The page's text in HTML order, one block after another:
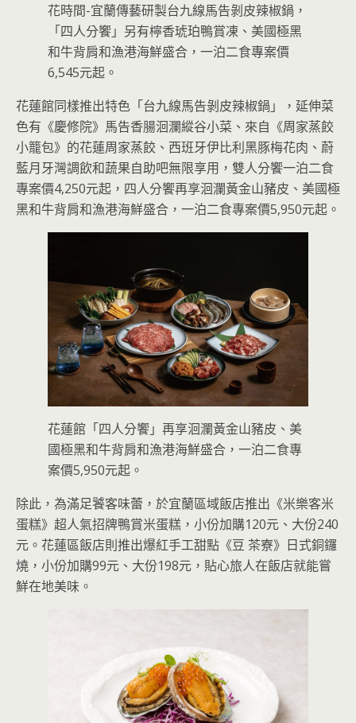
花時間-宜蘭傳藝研製台九線馬告剝皮辣椒鍋，
「四人分饗」另有檸香琥珀鴨賞凍、美國極黑
和牛背肩和漁港海鮮盛合，一泊二食專案價
6,545元起。
花蓮館同樣推出特色「台九線馬告剝皮辣椒鍋」，延伸菜
色有《慶修院》馬告香腸洄瀾縱谷小菜、來自《周家蒸餃
小籠包》的花蓮周家蒸餃、西班牙伊比利黑豚梅花肉、蔚
藍月牙灣調飲和蔬果自助吧無限享用，雙人分饗一泊二食
專案價4,250元起，四人分饗再享洄瀾黃金山豬皮、美國極
黑和牛背肩和漁港海鮮盛合，一泊二食專案價5,950元起。
花蓮館「四人分饗」再享洄瀾黃金山豬皮、美
國極黑和牛背肩和漁港海鮮盛合，一泊二食專
案價5,950元起。
除此，為滿足饕客味蕾，於宜蘭區域飯店推出《米樂客米
蛋糕》超人氣招牌鴨賞米蛋糕，小份加購120元、大份240
元。花蓮區飯店則推出爆紅手工甜點《豆 茶寮》日式銅鑼
燒，小份加購99元、大份198元，貼心旅人在飯店就能嘗
鮮在地美味。